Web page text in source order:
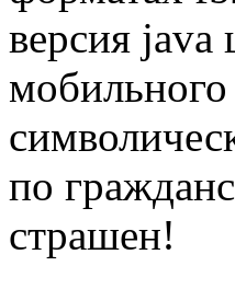
версия java
мобильного
по
страшен!